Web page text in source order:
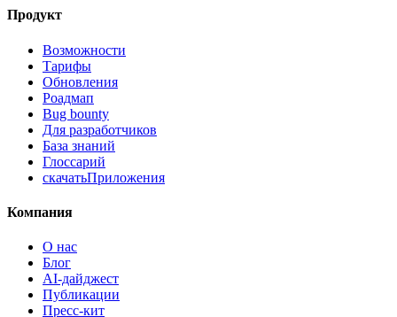
Продукт
Возможности
Тарифы
Обновления
Роадмап
Bug bounty
Для разработчиков
База знаний
Глоссарий
скачатьПриложения
Компания
О нас
Блог
AI-дайджест
Публикации
Пресс-кит